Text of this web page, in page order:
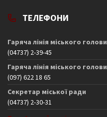
ТЕЛЕФОНИ
Гаряча лінія міського голови
(04737) 2-39-45
Гаряча лінія міського голови
(097) 622 18 65
Секретар міської ради
(04737) 2-30-31